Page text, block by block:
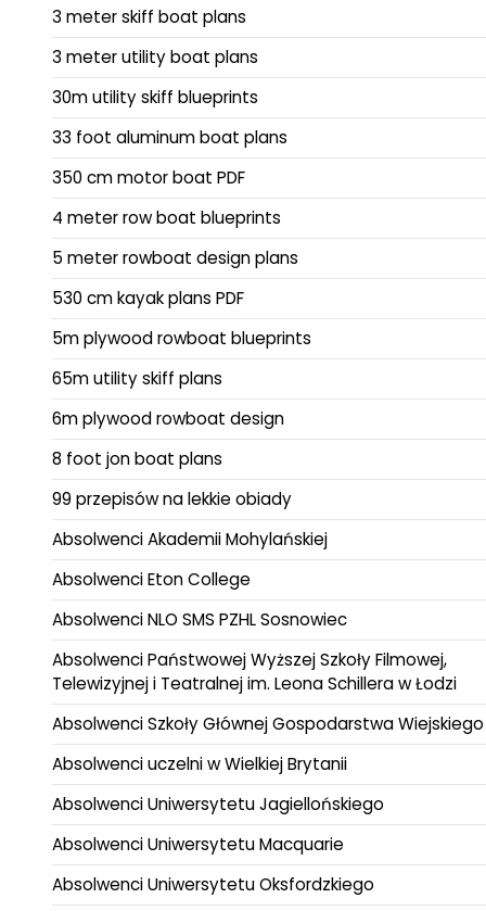
3 meter skiff boat plans
3 meter utility boat plans
30m utility skiff blueprints
33 foot aluminum boat plans
350 cm motor boat PDF
4 meter row boat blueprints
5 meter rowboat design plans
530 cm kayak plans PDF
5m plywood rowboat blueprints
65m utility skiff plans
6m plywood rowboat design
8 foot jon boat plans
99 przepisów na lekkie obiady
Absolwenci Akademii Mohylańskiej
Absolwenci Eton College
Absolwenci NLO SMS PZHL Sosnowiec
Absolwenci Państwowej Wyższej Szkoły Filmowej,
Telewizyjnej i Teatralnej im. Leona Schillera w Łodzi
Absolwenci Szkoły Głównej Gospodarstwa Wiejskiego
Absolwenci uczelni w Wielkiej Brytanii
Absolwenci Uniwersytetu Jagiellońskiego
Absolwenci Uniwersytetu Macquarie
Absolwenci Uniwersytetu Oksfordzkiego